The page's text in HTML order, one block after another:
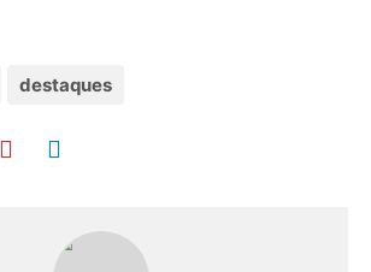
destaques